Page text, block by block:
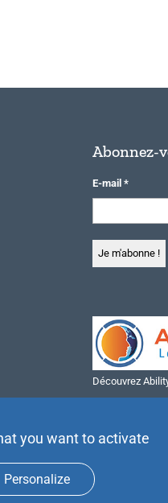
Abonnez-
E-mail *
Découvrez
you want to activate
Personalize